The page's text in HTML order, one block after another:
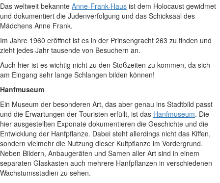
Das weltweit bekannte Anne-Frank-Haus ist dem Holocaust gewidmet
und dokumentiert die Judenverfolgung und das Schicksaal des
Mädchens Anne Frank.
Im Jahre 1960 eröffnet ist es in der Prinsengracht 263 zu finden und
zieht jedes Jahr tausende von Besuchern an.
Auch hier ist es wichtig nicht zu den Stoßzeiten zu kommen, da sich
am Eingang sehr lange Schlangen bilden können!
Hanfmuseum
Ein Museum der besonderen Art, das aber genau ins Stadtbild passt
und die Erwartungen der Touristen erfüllt, ist das Hanfmuseum. Die
hier ausgestellten Exponate dokumentieren die Geschichte und die
Entwicklung der Hanfpflanze. Dabei steht allerdings nicht das Kiffen,
sondern vielmehr die Nutzung dieser Kultpflanze im Vordergrund.
Neben Bildern, Anbaugeräten und Samen aller Art sind in einem
separaten Glaskasten auch mehrere Hanfpflanzen in verschiedenen
Wachstumsstadien zu sehen.